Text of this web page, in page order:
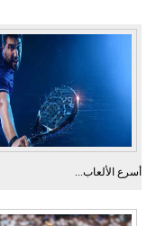
أسرع الألعاب...